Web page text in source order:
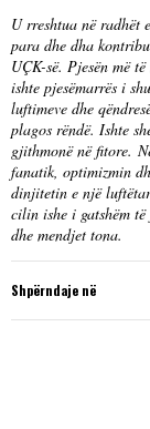
U rreshtua në radhët
para dhe dha
UÇK-së. Pjesën më
ishte pjesëmarrës i
luftimeve dhe
plagos rëndë. Ishte
gjithmonë në fitore.
fanatik, optimizmin
dinjitetin e një
cilin ishe i gatshëm
dhe mendjet tona.
Shpërndaje në